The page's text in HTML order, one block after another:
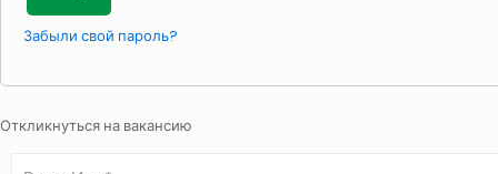
Забыли свой пароль?
Откликнуться на вакансию